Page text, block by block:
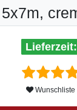
Wunschliste